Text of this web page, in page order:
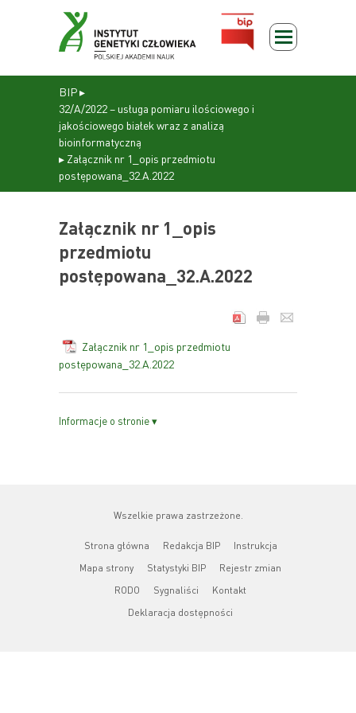
BIP▸
32/A/2022 – usługa pomiaru ilościowego i
jakościowego białek wraz z analizą
bioinformatyczną
▸ Załącznik nr 1_opis przedmiotu
postępowana_32.A.2022
Załącznik nr 1_opis
przedmiotu
postępowana_32.A.2022
Załącznik nr 1_opis przedmiotu
postępowana_32.A.2022
Informacje o stronie ▾
Wszelkie prawa zastrzeżone.
Strona główna Redakcja BIP
Instrukcja
Mapa strony
Statystyki BIP
Rejestr zmian
RODO
Sygnaliści
Kontakt
Deklaracja dostępności